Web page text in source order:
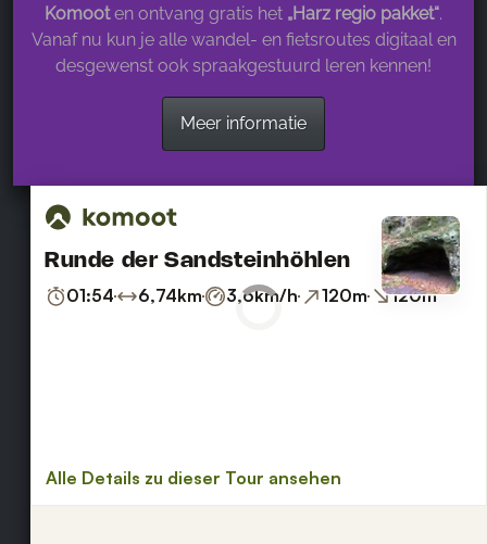
Komooten ontvang gratis het „Harz regio pakket“.
Vanaf nu kun je alle wandel- en fietsroutes digitaal en
desgewenst ook spraakgestuurd leren kennen!
Meer informatie